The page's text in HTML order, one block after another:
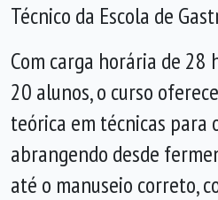
Técnico da Escola de
Com carga horária de 28
20 alunos, o curso
teórica em técnicas para
abrangendo desde
até o manuseio correto,